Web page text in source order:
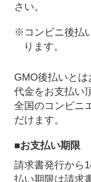
さい。
※コンビニ後払
ります。
GMO後払いと
代金をお支払い
全国のコンビニ
だけます。
■お支払い期限
請求書発行から
払い期限は請求